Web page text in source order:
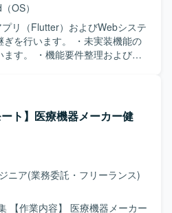
極的に行いながら開発を推進
【ポジションの魅
ルアプリ開発の上流から下流ま
るため、要件定義からリリー
です。 【開発環境】
イルアプリ開発環境です。ライ
、gorouterなどを利用し、
す。バージョン管理はGit、ド
、ビルドツールはBitriseを利
OS）
プリ（Flutter）およびWebシステ
を行います。 ・未実装機能の
す。 ・機能要件整理およびシ
ト】医療機器メーカー健
ニア(業務委託・フリーランス)
ー